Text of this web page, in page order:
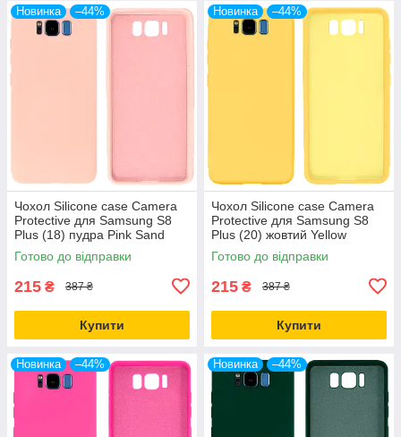
Новинка –44%
Чохол Silicone case Camera
Protective для Samsung S8
Plus (18) пудра Pink Sand
Готово до відправки
215 ₴ 387 ₴
Купити
Новинка –44%
Чохол Silicone case Camera
Protective для Samsung S8
Plus (20) жовтий Yellow
Готово до відправки
215 ₴ 387 ₴
Купити
Новинка –44% Новинка –44%